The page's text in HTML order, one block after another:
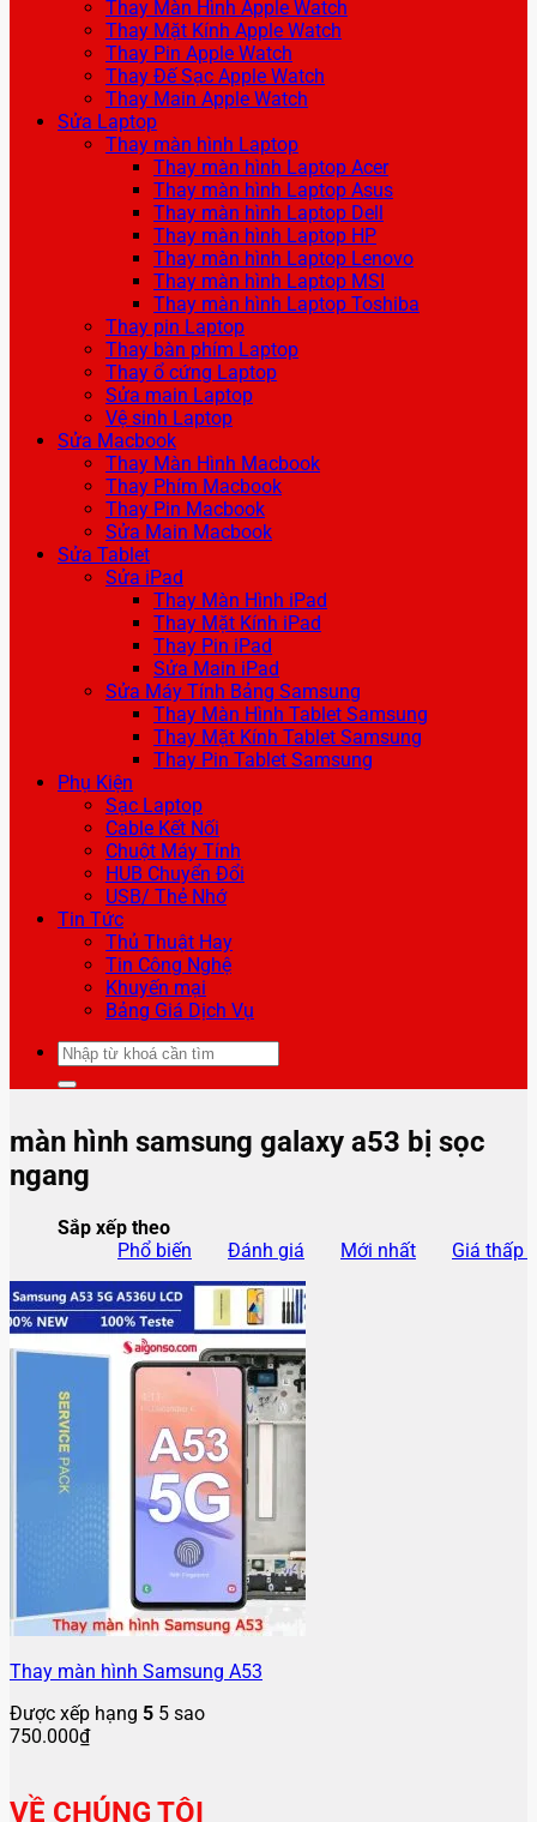
Thay Màn Hình Apple Watch
Thay Mặt Kính Apple Watch
Thay Pin Apple Watch
Thay Đế Sạc Apple Watch
Thay Main Apple Watch
Sửa Laptop
Thay màn hình Laptop
Thay màn hình Laptop Acer
Thay màn hình Laptop Asus
Thay màn hình Laptop Dell
Thay màn hình Laptop HP
Thay màn hình Laptop Lenovo
Thay màn hình Laptop MSI
Thay màn hình Laptop Toshiba
Thay pin Laptop
Thay bàn phím Laptop
Thay ổ cứng Laptop
Sửa main Laptop
Vệ sinh Laptop
Sửa Macbook
Thay Màn Hình Macbook
Thay Phím Macbook
Thay Pin Macbook
Sửa Main Macbook
Sửa Tablet
Sửa iPad
Thay Màn Hình iPad
Thay Mặt Kính iPad
Thay Pin iPad
Sửa Main iPad
Sửa Máy Tính Bảng Samsung
Thay Màn Hình Tablet Samsung
Thay Mặt Kính Tablet Samsung
Thay Pin Tablet Samsung
Phụ Kiện
Sạc Laptop
Cable Kết Nối
Chuột Máy Tính
HUB Chuyển Đổi
USB/ Thẻ Nhớ
Tin Tức
Thủ Thuật Hay
Tin Công Nghệ
Khuyến mại
Bảng Giá Dịch Vụ
Tìm
kiếm:
màn hình samsung galaxy a53 bị sọc
ngang
Sắp xếp theo
Phổ biến
Đánh giá Mới nhất Giá thấp
Thay màn hình Samsung A53
Được xếp hạng 5 5 sao
750.000₫
VỀ CHÚNG TÔI